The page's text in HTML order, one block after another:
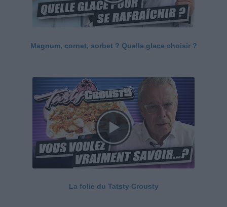
Magnum, cornet, sorbet ? Quelle glace choisir ?
La folie du Tatsty Crousty